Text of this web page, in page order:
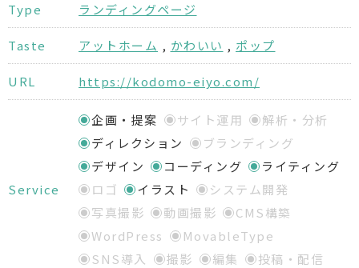
Type ランディングページ
Taste アットホーム , かわいい , ポップ
URL https://kodomo-eiyo.com/
Service
企画・提案 サイト運用
解析・分析
ディレクション
ブランディング
デザイン
コーディング
ライティング
ロゴ
イラスト
システム開発
写真撮影
動画撮影
CMS構築
WordPress
MovableType
SNS導入
撮影 編集 投稿・配信